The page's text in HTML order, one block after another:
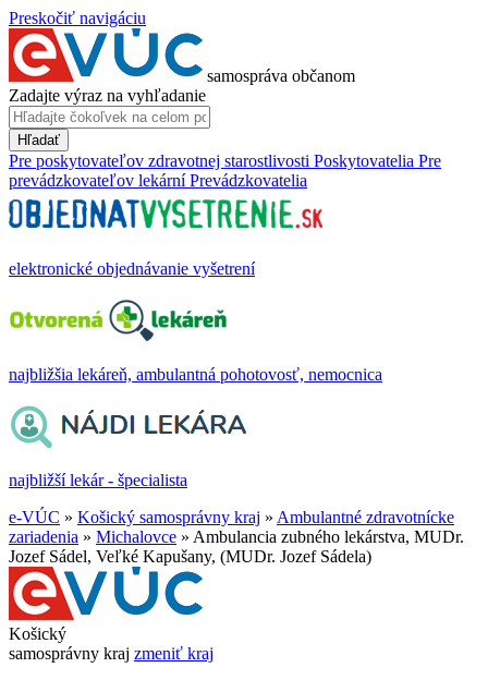
Preskočiť navigáciu
samospráva občanom
Zadajte výraz na vyhľadanie
Hľadať
Pre poskytovateľov zdravotnej starostlivosti Poskytovatelia Pre
prevádzkovateľov lekární Prevádzkovatelia
elektronické objednávanie vyšetrení
najbližšia lekáreň, ambulantná pohotovosť, nemocnica
najbližší lekár - špecialista
e-VÚC » Košický samosprávny kraj » Ambulantné zdravotnícke
zariadenia » Michalovce » Ambulancia zubného lekárstva, MUDr.
Jozef Sádel, Veľké Kapušany, (MUDr. Jozef Sádela)
Košický
samosprávny kraj zmeniť kraj